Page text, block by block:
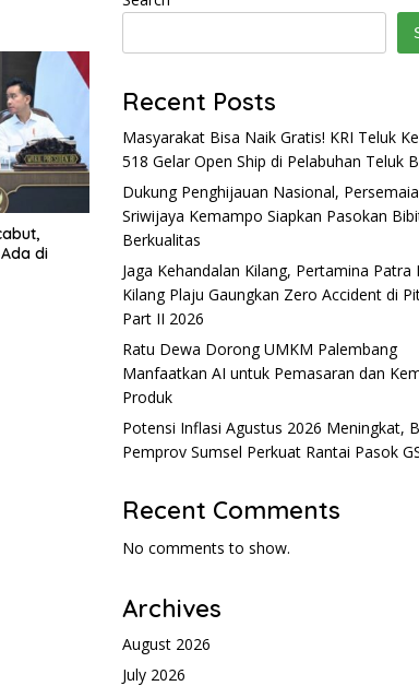
di
Recent Posts
Masyarakat Bisa Naik Gratis! KRI Teluk
518 Gelar Open Ship di Pelabuhan Teluk
Dukung Penghijauan Nasional,
Sriwijaya Kemampo Siapkan Pasokan
Berkualitas
Jaga Kehandalan Kilang, Pertamina Patra
Kilang Plaju Gaungkan Zero Accident di
Part II 2026
Ratu Dewa Dorong UMKM Palembang
Manfaatkan AI untuk Pemasaran dan
Produk
Potensi Inflasi Agustus 2026 Meningkat,
Pemprov Sumsel Perkuat Rantai Pasok
Recent Comments
No comments to show.
Archives
August 2026
July 2026